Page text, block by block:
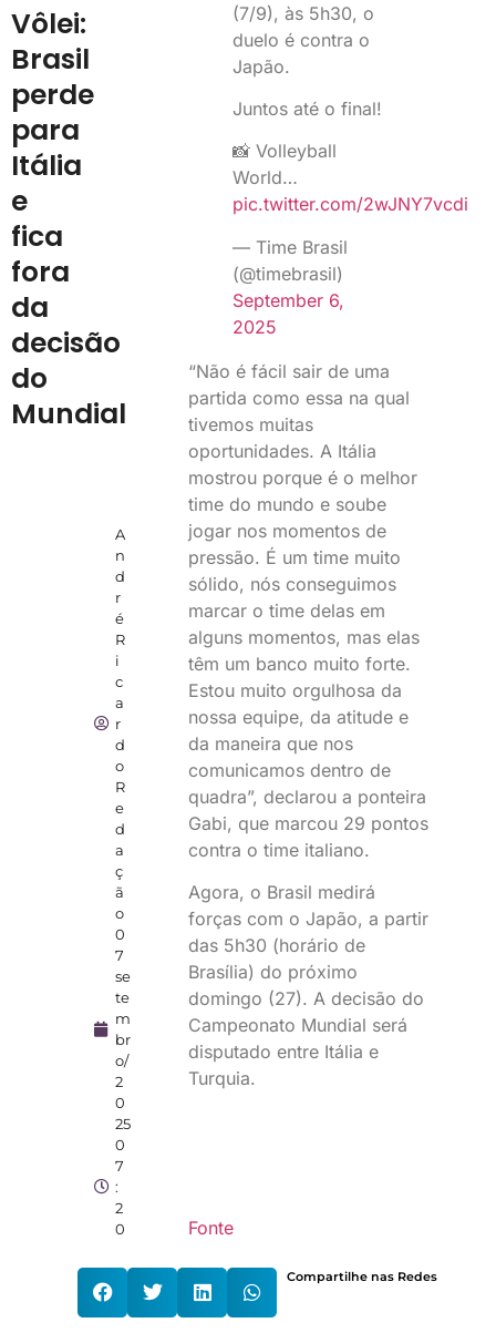
Vôlei:
Brasil
perde
para
Itália
e
fica
fora
da
decisão
do
Mundial
A
n
d
r
é
R
i
c
a
r
d
o
R
e
d
a
ç
ã
o
0
7
se
te
m
br
o/
2
0
25
0
7
:
2
0
(7/9), às 5h30, o
duelo é contra o
Japão.
Juntos até o final!
📸 Volleyball
World…
pic.twitter.com/2wJNY7vcdi
— Time Brasil
(@timebrasil)
September 6,
2025
“Não é fácil sair de uma
partida como essa na qual
tivemos muitas
oportunidades. A Itália
mostrou porque é o melhor
time do mundo e soube
jogar nos momentos de
pressão. É um time muito
sólido, nós conseguimos
marcar o time delas em
alguns momentos, mas elas
têm um banco muito forte.
Estou muito orgulhosa da
nossa equipe, da atitude e
da maneira que nos
comunicamos dentro de
quadra”, declarou a ponteira
Gabi, que marcou 29 pontos
contra o time italiano.
Agora, o Brasil medirá
forças com o Japão, a partir
das 5h30 (horário de
Brasília) do próximo
domingo (27). A decisão do
Campeonato Mundial será
disputado entre Itália e
Turquia.
Fonte
Compartilhe nas Redes